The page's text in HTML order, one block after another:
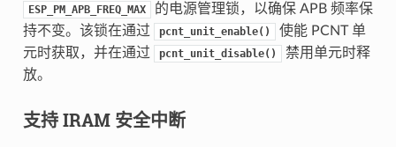
ESP_PM_APB_FREQ_MAX
的电源管理锁，以确保 APB 频率保
持不变。该锁在通过
pcnt_unit_enable()
使能 PCNT 单
元时获取，并在通过
pcnt_unit_disable()
禁用单元时释
放。
支持 IRAM 安全中断